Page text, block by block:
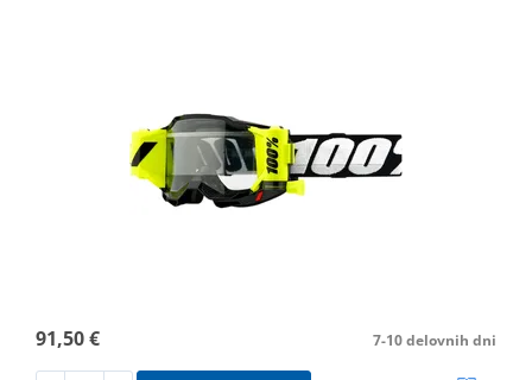
91,50 € 7-10 delovnih dni